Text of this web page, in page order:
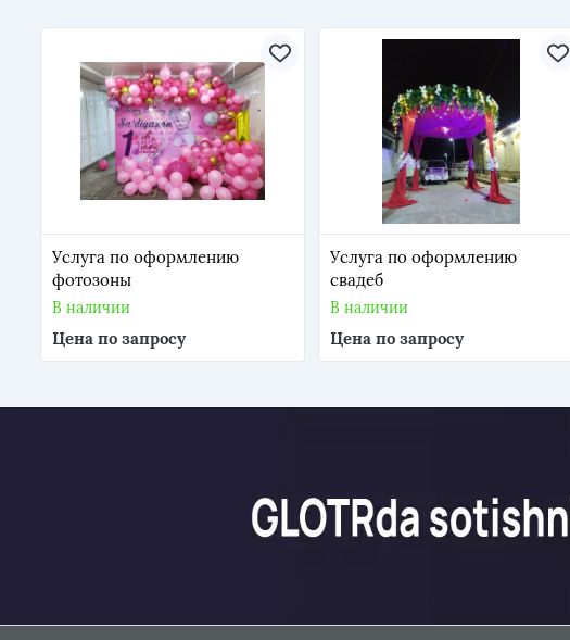
Услуга по оформлению
фотозоны
В наличии
Цена по запросу
Услуга по оформлению
свадеб
В наличии
Цена по запросу